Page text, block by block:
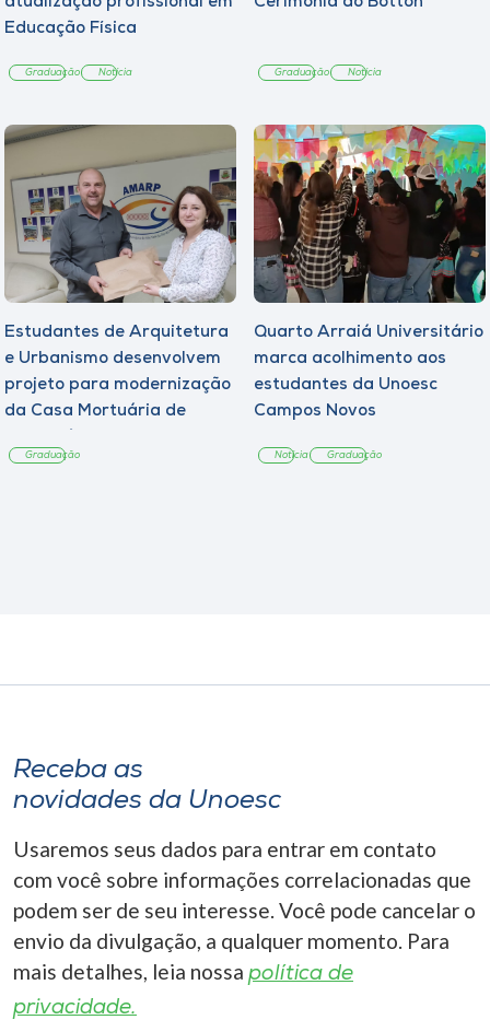
Educação Física
Graduação Notícia Graduação Notícia
Estudantes de Arquitetura
e Urbanismo desenvolvem
projeto para modernização
da Casa Mortuária de
Graduação
Quarto Arraiá Universitário
marca acolhimento aos
estudantes da Unoesc
Campos Novos
Notícia Graduação
Receba as
novidades da Unoesc
Usaremos seus dados para entrar em contato
com você sobre informações correlacionadas que
podem ser de seu interesse. Você pode cancelar o
envio da divulgação, a qualquer momento. Para
mais detalhes, leia nossa política de
privacidade.